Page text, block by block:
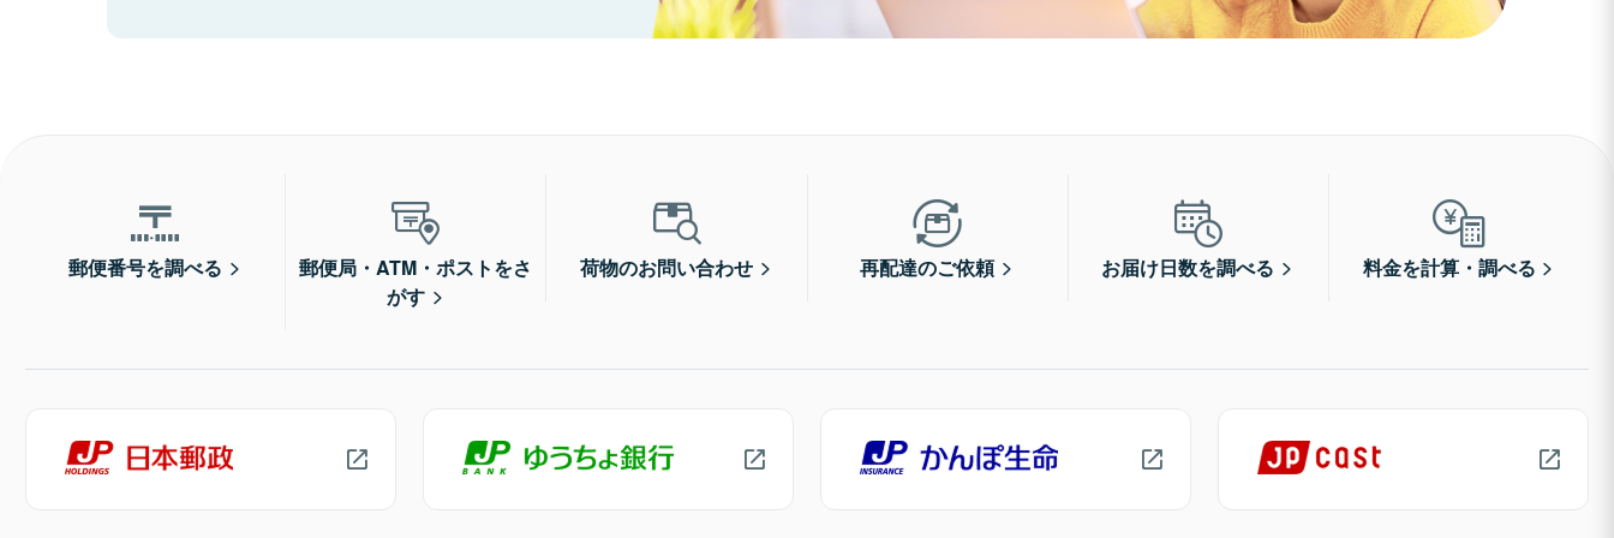
郵便番号を調べる
郵便局・ATM・ポストをさ
がす
荷物のお問い合わせ 再配達のご依頼 お届け日数を調べる 料金を計算・調べる